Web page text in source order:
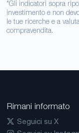
*Gli indicatori sopra
investimento e non
le tue ricerche e a
compravendita.
Rimani informato
Seguici su X